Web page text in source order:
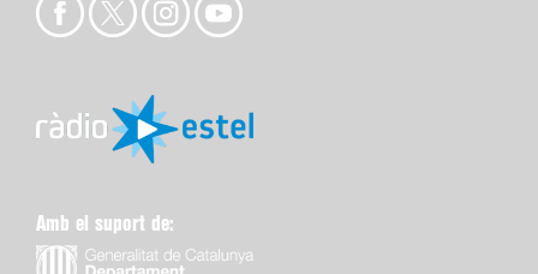
Amb el suport de: